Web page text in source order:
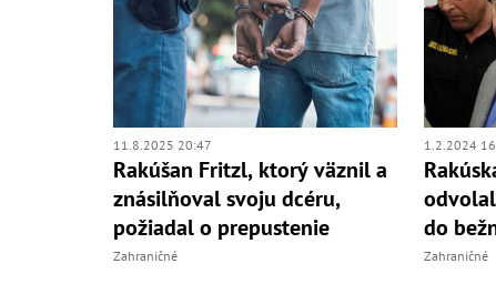
11.8.2025 20:47
Rakúšan Fritzl, ktorý väznil a
znásilňoval svoju dcéru,
požiadal o prepustenie
Zahraničné
1.2.2024
do
Zahraničné